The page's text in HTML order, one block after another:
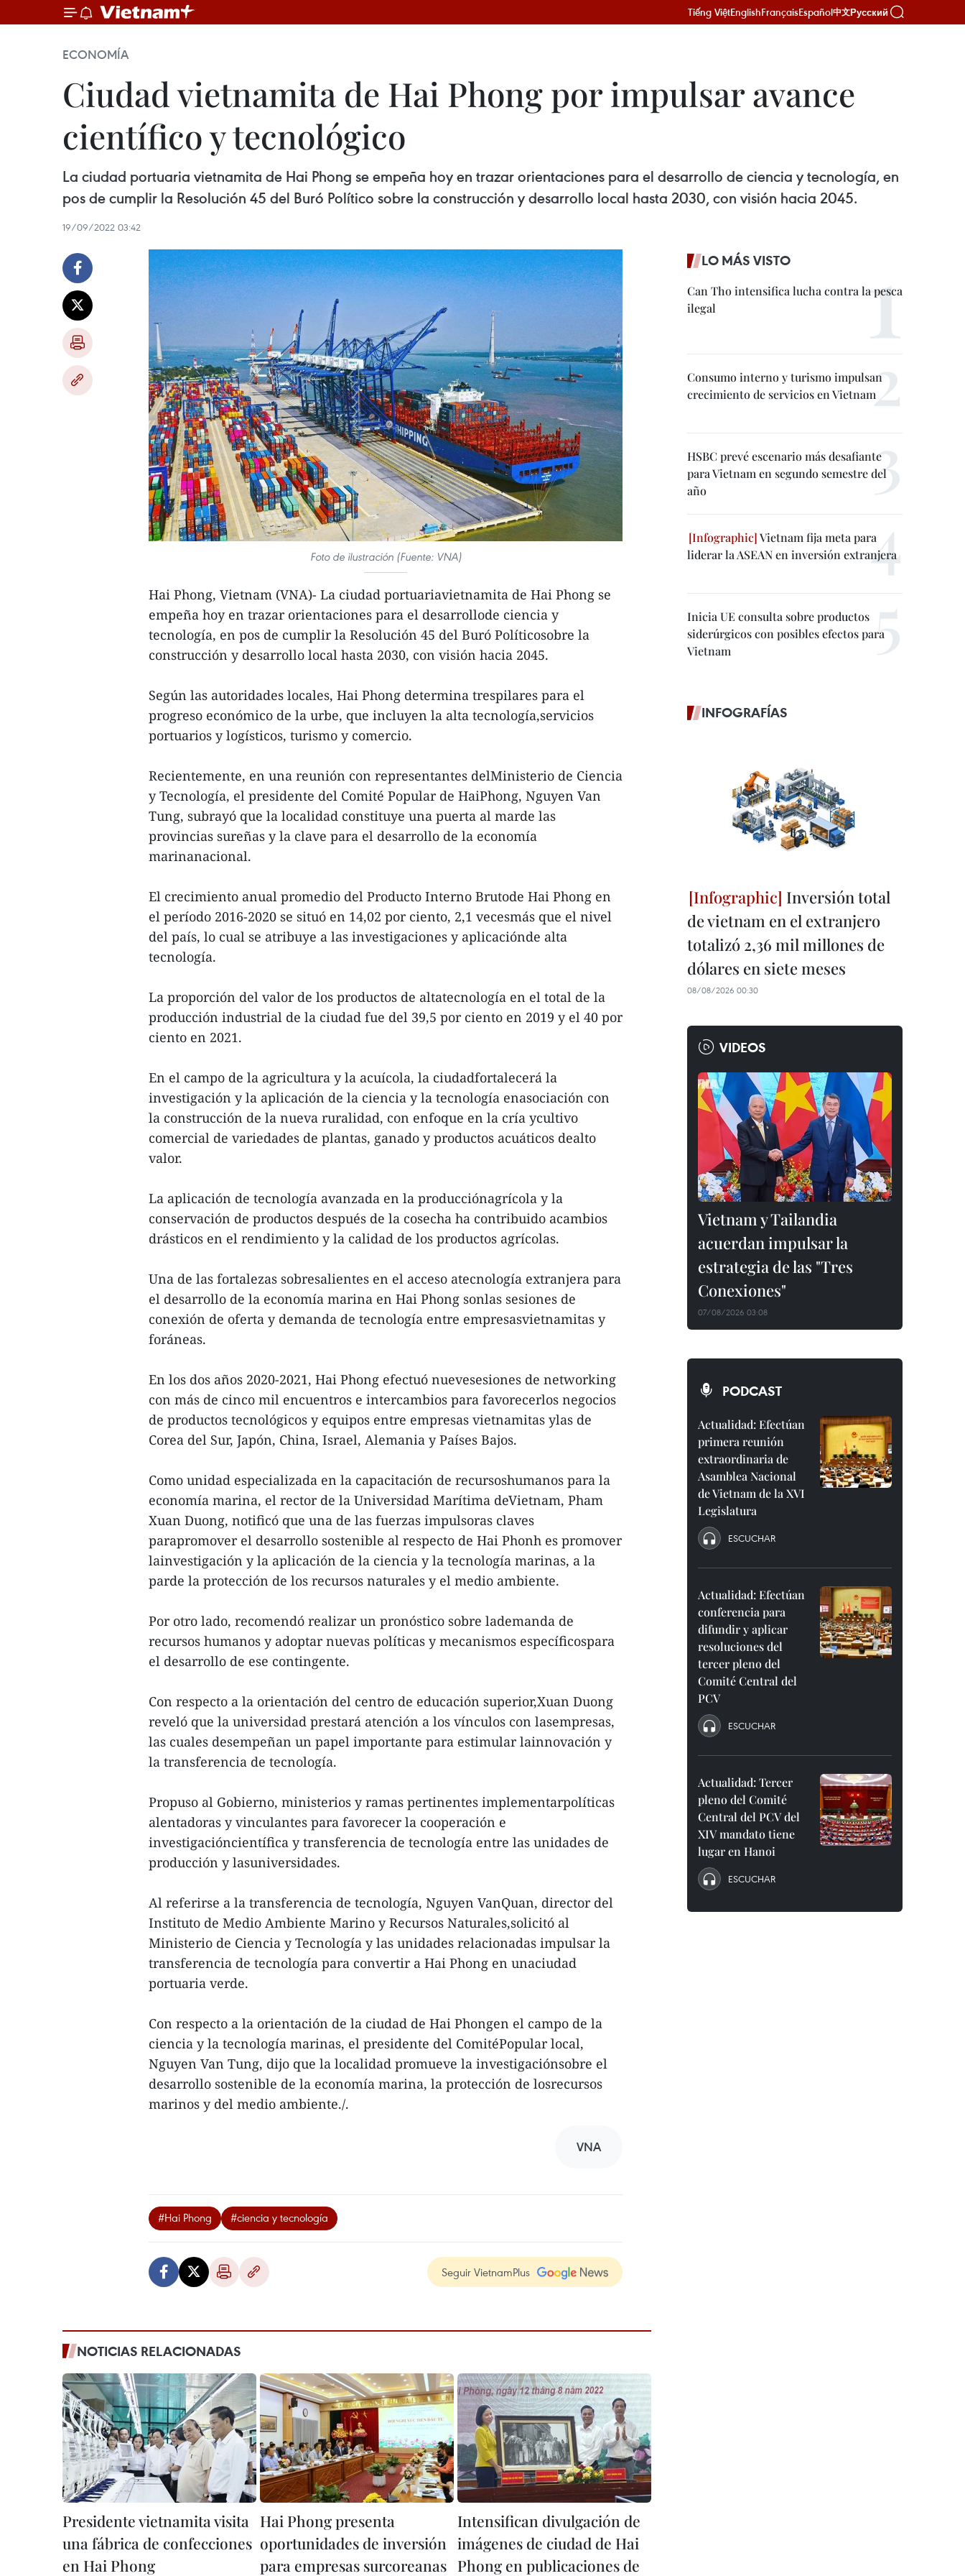
Tiếng ViệtEnglishFrançaisEspañol中文Русский
ECONOMÍA
Ciudad vietnamita de Hai Phong por impulsar avance
científico y tecnológico
La ciudad portuaria vietnamita de Hai Phong se empeña hoy en trazar orientaciones para el desarrollo de ciencia y tecnología, en
pos de cumplir la Resolución 45 del Buró Político sobre la construcción y desarrollo local hasta 2030, con visión hacia 2045.
19/09/2022 03:42
Foto de ilustración (Fuente: VNA)
Hai Phong, Vietnam (VNA)- La ciudad portuariavietnamita de Hai Phong se
empeña hoy en trazar orientaciones para el desarrollode ciencia y
tecnología, en pos de cumplir la Resolución 45 del Buró Políticosobre la
construcción y desarrollo local hasta 2030, con visión hacia 2045.
Según las autoridades locales, Hai Phong determina trespilares para el
progreso económico de la urbe, que incluyen la alta tecnología,servicios
portuarios y logísticos, turismo y comercio.
Recientemente, en una reunión con representantes delMinisterio de Ciencia
y Tecnología, el presidente del Comité Popular de HaiPhong, Nguyen Van
Tung, subrayó que la localidad constituye una puerta al marde las
provincias sureñas y la clave para el desarrollo de la economía
marinanacional.
El crecimiento anual promedio del Producto Interno Brutode Hai Phong en
el período 2016-2020 se situó en 14,02 por ciento, 2,1 vecesmás que el nivel
del país, lo cual se atribuye a las investigaciones y aplicaciónde alta
tecnología.
La proporción del valor de los productos de altatecnología en el total de la
producción industrial de la ciudad fue del 39,5 por ciento en 2019 y el 40 por
ciento en 2021.
En el campo de la agricultura y la acuícola, la ciudadfortalecerá la
investigación y la aplicación de la ciencia y la tecnología enasociación con
la construcción de la nueva ruralidad, con enfoque en la cría ycultivo
comercial de variedades de plantas, ganado y productos acuáticos dealto
valor.
La aplicación de tecnología avanzada en la producciónagrícola y la
conservación de productos después de la cosecha ha contribuido acambios
drásticos en el rendimiento y la calidad de los productos agrícolas.
Una de las fortalezas sobresalientes en el acceso atecnología extranjera para
el desarrollo de la economía marina en Hai Phong sonlas sesiones de
conexión de oferta y demanda de tecnología entre empresasvietnamitas y
foráneas.
En los dos años 2020-2021, Hai Phong efectuó nuevesesiones de networking
con más de cinco mil encuentros e intercambios para favorecerlos negocios
de productos tecnológicos y equipos entre empresas vietnamitas ylas de
Corea del Sur, Japón, China, Israel, Alemania y Países Bajos.
Como unidad especializada en la capacitación de recursoshumanos para la
economía marina, el rector de la Universidad Marítima deVietnam, Pham
Xuan Duong, notificó que una de las fuerzas impulsoras claves
parapromover el desarrollo sostenible al respecto de Hai Phonh es promover
lainvestigación y la aplicación de la ciencia y la tecnología marinas, a la
parde la protección de los recursos naturales y el medio ambiente.
Por otro lado, recomendó realizar un pronóstico sobre lademanda de
recursos humanos y adoptar nuevas políticas y mecanismos específicospara
el desarrollo de ese contingente.
Con respecto a la orientación del centro de educación superior,Xuan Duong
reveló que la universidad prestará atención a los vínculos con lasempresas,
las cuales desempeñan un papel importante para estimular lainnovación y
la transferencia de tecnología.
Propuso al Gobierno, ministerios y ramas pertinentes implementarpolíticas
alentadoras y vinculantes para favorecer la cooperación e
investigacióncientífica y transferencia de tecnología entre las unidades de
producción y lasuniversidades.
Al referirse a la transferencia de tecnología, Nguyen VanQuan, director del
Instituto de Medio Ambiente Marino y Recursos Naturales,solicitó al
Ministerio de Ciencia y Tecnología y las unidades relacionadas impulsar la
transferencia de tecnología para convertir a Hai Phong en unaciudad
portuaria verde.
Con respecto a la orientación de la ciudad de Hai Phongen el campo de la
ciencia y la tecnología marinas, el presidente del ComitéPopular local,
Nguyen Van Tung, dijo que la localidad promueve la investigaciónsobre el
desarrollo sostenible de la economía marina, la protección de losrecursos
marinos y del medio ambiente./.
VNA
#Hai Phong #ciencia y tecnología
Seguir VietnamPlus
NOTICIAS RELACIONADAS
Presidente vietnamita visita
una fábrica de confecciones
en Hai Phong
Hai Phong presenta
oportunidades de inversión
para empresas surcoreanas
Intensifican divulgación de
imágenes de ciudad de Hai
Phong en publicaciones de
LO MÁS VISTO
Can Tho intensifica lucha contra la pesca
ilegal
Consumo interno y turismo impulsan
crecimiento de servicios en Vietnam
HSBC prevé escenario más desafiante
para Vietnam en segundo semestre del
año
Vietnam fija meta para
liderar la ASEAN en inversión extranjera
Inicia UE consulta sobre productos
siderúrgicos con posibles efectos para
Vietnam
INFOGRAFÍAS
Inversión total
de vietnam en el extranjero
totalizó 2,36 mil millones de
dólares en siete meses
08/08/2026 00:30
VIDEOS
Vietnam y Tailandia
acuerdan impulsar la
estrategia de las "Tres
Conexiones"
07/08/2026 03:08
PODCAST
Actualidad: Efectúan
primera reunión
extraordinaria de
Asamblea Nacional
de Vietnam de la XVI
Legislatura
ESCUCHAR
Actualidad: Efectúan
conferencia para
difundir y aplicar
resoluciones del
tercer pleno del
Comité Central del
PCV
ESCUCHAR
Actualidad: Tercer
pleno del Comité
Central del PCV del
XIV mandato tiene
lugar en Hanoi
ESCUCHAR